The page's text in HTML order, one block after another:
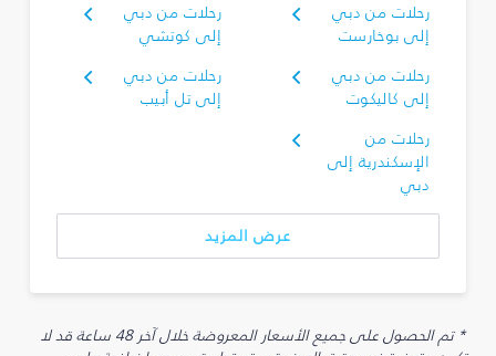
رحلات من دبي
إلى بوخارست
رحلات من دبي
إلى كوتشي
رحلات من دبي
إلى كاليكوت
رحلات من دبي
إلى تل أبيب
رحلات من
الإسكندرية إلى
دبي
عرض المزيد
* تم الحصول على جميع الأسعار المعروضة خلال آخر 48 ساعة قد لا